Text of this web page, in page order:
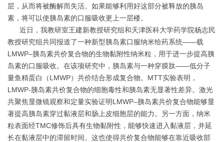
层，从而将被酶解而失活。如果能够利用好这部分被释放的胰岛
素，将可以使胰岛素的口服吸收更上一层楼。
近日，我教研室王建新教授研究组和天津医科大学药学院杨志民
教授研究组共同报道了一种新型胰岛素口服纳米给药系统——载
LMWP–胰岛素共价复合物的生物黏附性纳米粒，用于进一步提高胰
岛素的口服吸收。在该项研究中，胰岛素与一种穿膜肽——低分子
量鱼精蛋白（LMWP）共价结合形成复合物。MTT实验表明，
LMWP-胰岛素共价复合物的细胞毒性和胰岛素无显著性差异。激光
共聚焦显微镜观察和定量实验证明LMWP–胰岛素共价复合物能够显
著提高胰岛素穿过黏液层和肠上皮细胞层的能力。另一方面，纳米
粒表面经TMC修饰后具有生物黏附性，能够快速进入黏液层，并延
长在黏液层中的滞留时间。这也使得共价复合物能够在靠近吸收部